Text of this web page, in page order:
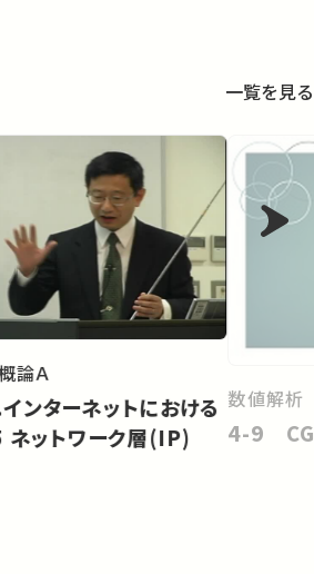
一覧を見る
論Ａ
ットワーク層(IP)
数値解析
4-9 CG